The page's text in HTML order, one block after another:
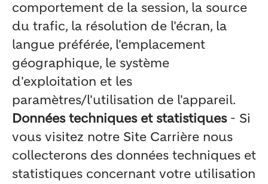
comportement de la session, la source
du trafic, la résolution de l'écran, la
langue préférée, l'emplacement
géographique, le système
d'exploitation et les
paramètres/l'utilisation de l'appareil.
Données techniques et statistiques- Si
vous visitez notre Site Carrière nous
collecterons des données techniques et
statistiques concernant votre utilisation